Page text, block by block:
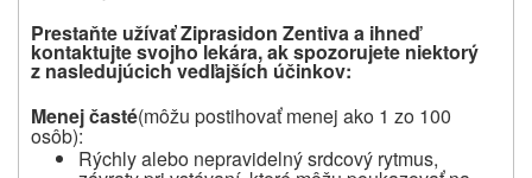
Prestaňte užívaťZiprasidon Zentivaa ihneď
kontaktujte svojho lekára, ak spozorujete niektorý
z nasledujúcich vedľajších účinkov:
Menej časté(môžu postihovať menej ako 1 zo 100
osôb):
Rýchly alebo nepravidelný srdcový rytmus,